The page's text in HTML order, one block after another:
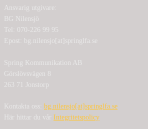
Ansvarig utgivare:
BG Nilensjö
Tel: 070-226 99 95
Epost: bg.nilensjo[at]springlfa.se
Spring Kommunikation AB
Görslövsvägen 8
263 71 Jonstorp
Kontakta oss: bg.nilensjo[at]springlfa.se
Här hittar du vår Integritetspolicy